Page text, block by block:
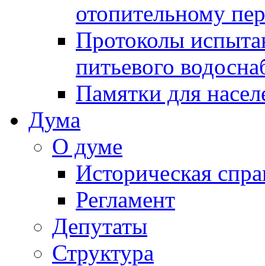
отопительному
Протоколы
питьевого
Памятки для
Дума
О думе
Историческая
Регламент
Депутаты
Структура